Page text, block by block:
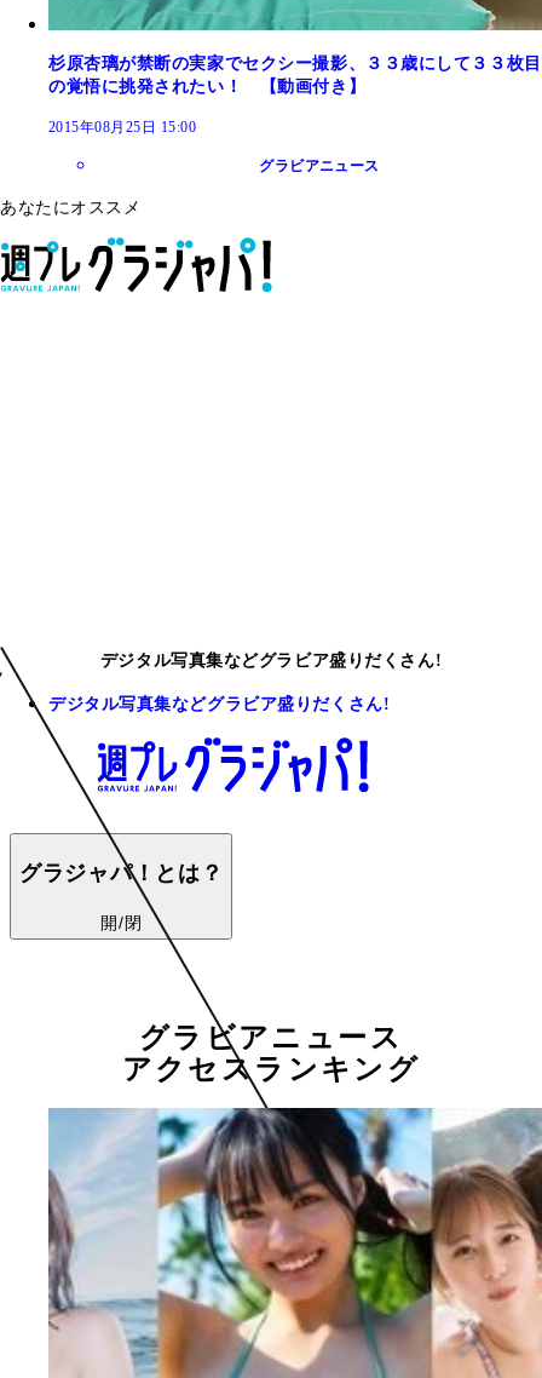
杉原杏璃が禁断の実家でセクシー撮影、３３歳にして３３枚目
の覚悟に挑発されたい！ 【動画付き】
2015年08月25日 15:00
グラビアニュース
あなたにオススメ
デジタル写真集などグラビア盛りだくさん!
デジタル写真集などグラビア盛りだくさん!
グラジャパ！とは？
開/閉
グラビアニュース
アクセスランキング